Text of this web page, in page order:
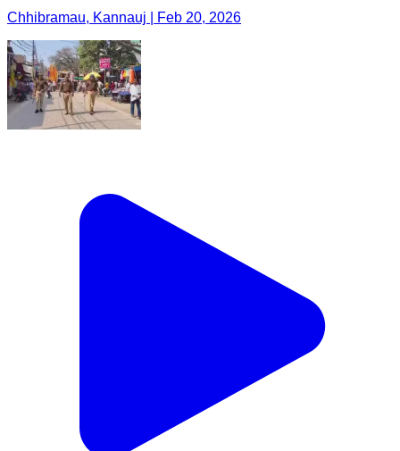
Chhibramau, Kannauj | Feb 20, 2026